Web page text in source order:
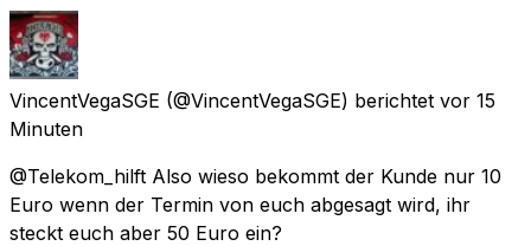
VincentVegaSGE (@VincentVegaSGE) berichtet vor 15
Minuten
@Telekom_hilft Also wieso bekommt der Kunde nur 10
Euro wenn der Termin von euch abgesagt wird, ihr
steckt euch aber 50 Euro ein?